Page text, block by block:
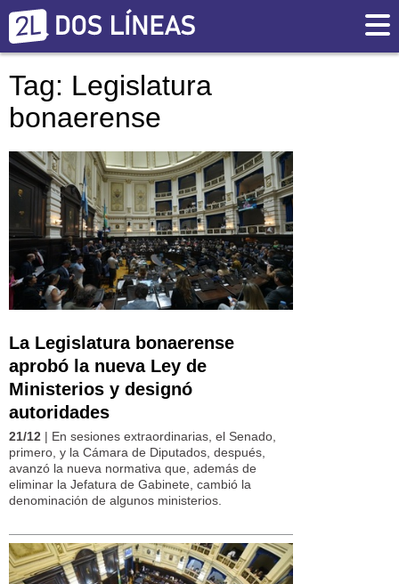
Tag: Legislatura
bonaerense
La Legislatura bonaerense
aprobó la nueva Ley de
Ministerios y designó
autoridades
21/12 | En sesiones extraordinarias, el Senado,
primero, y la Cámara de Diputados, después,
avanzó la nueva normativa que, además de
eliminar la Jefatura de Gabinete, cambió la
denominación de algunos ministerios.